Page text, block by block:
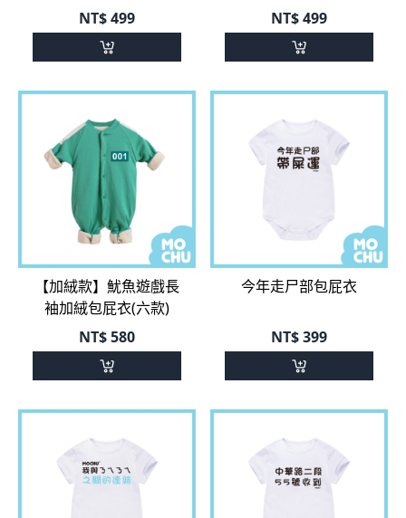
NT$499
NT$499
【加絨款】魷魚遊戲長
袖加絨包屁衣(六款)
NT$580
今年走尸部包屁衣
NT$399